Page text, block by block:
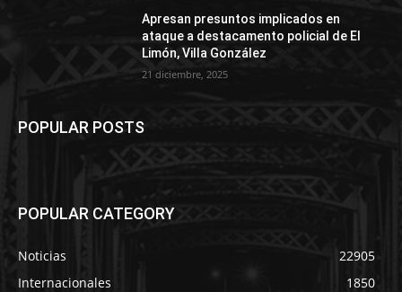
Apresan presuntos implicados en
ataque a destacamento policial de El
Limón, Villa González
21 diciembre, 2025
POPULAR POSTS
POPULAR CATEGORY
Noticias
22905
Internacionales
1850